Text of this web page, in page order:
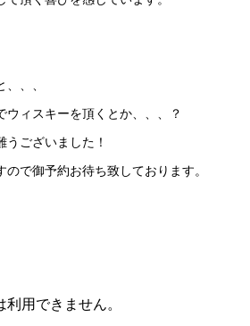
、、
ウィスキーを頂くとか、、、？
うございました！
で御予約お待ち致しております。
利用できません。